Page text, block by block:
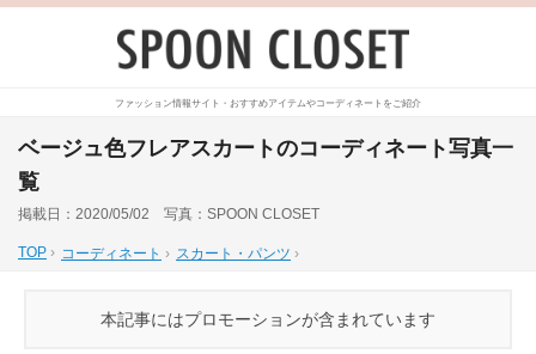
ファッション情報サイト・おすすめアイテムやコーディネートをご紹介
ベージュ色フレアスカートのコーディネート写真一
覧
掲載日：2020/05/02 写真：SPOON CLOSET
TOP › コーディネート › スカート・パンツ ›
本記事にはプロモーションが含まれています